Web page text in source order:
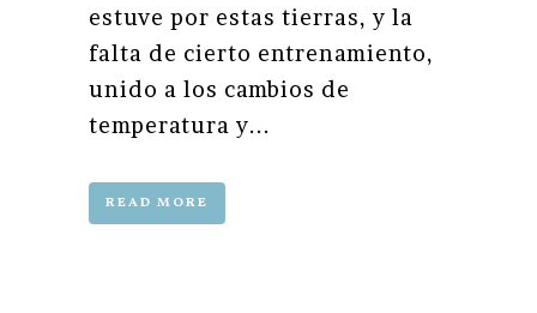
estuve por estas tierras, y la
falta de cierto entrenamiento,
unido a los cambios de
temperatura y...
READ MORE